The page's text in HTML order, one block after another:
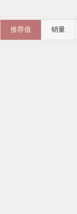
推荐值 销量